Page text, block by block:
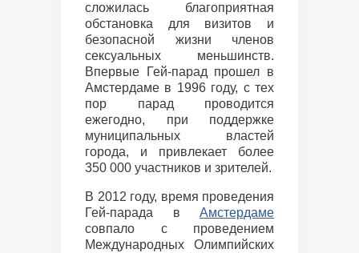
сложилась благоприятная
обстановка для визитов и
безопасной жизни членов
сексуальных меньшинств.
Впервые Гей-парад прошел в
Амстердаме в 1996 году, с тех
пор парад проводится
ежегодно, при поддержке
муниципальных властей
города, и привлекает более
350 000 участников и зрителей.
В 2012 году, время проведения
Гей-парада в Амстердаме
совпало с проведением
Международных Олимпийских